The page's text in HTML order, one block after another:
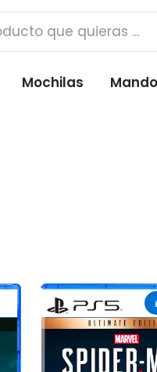
Mochilas